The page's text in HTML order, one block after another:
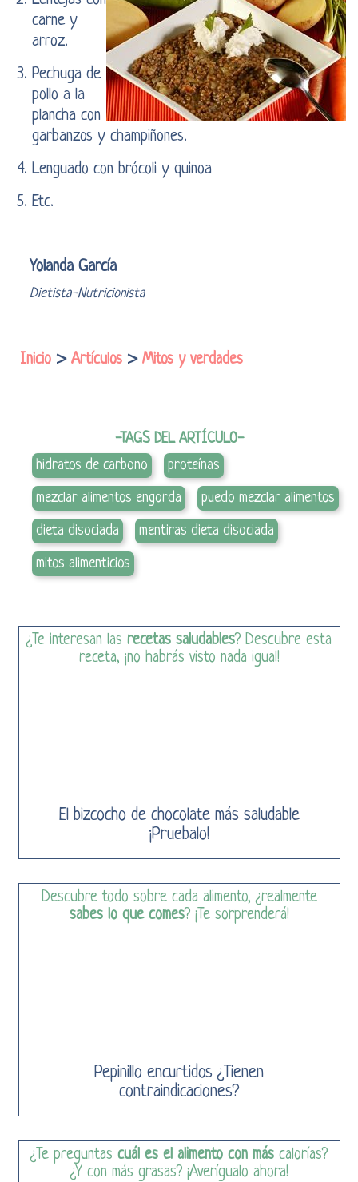
carne y
arroz.
Pechuga de
pollo a la
plancha con
garbanzos y champiñones.
Lenguado con brócoli y quinoa
Etc.
Yolanda García
Dietista-Nutricionista
Inicio > Artículos > Mitos y verdades
-TAGS DEL ARTÍCULO-
hidratos de carbono
proteínas
mezclar alimentos engorda puedo mezclar alimentos
dieta disociada mentiras dieta disociada
mitos alimenticios
¿Te interesan las recetas saludables? Descubre esta
receta, ¡no habrás visto nada igual!
El bizcocho de chocolate más saludable
¡Pruebalo!
Descubre todo sobre cada alimento, ¿realmente
sabes lo que comes? ¡Te sorprenderá!
Pepinillo encurtidos ¿Tienen
contraindicaciones?
¿Te preguntas cuál es el alimento con más calorías?
¿Y con más grasas? ¡Averígualo ahora!